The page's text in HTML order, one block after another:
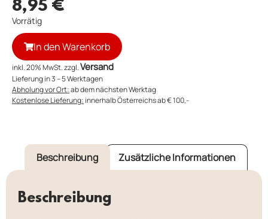
8,95 €
Vorrätig
In den Warenkorb
inkl. 20% MwSt. zzgl.Versand
Lieferung in 3 – 5 Werktagen
Abholung vor Ort:ab dem nächsten Werktag
Kostenlose Lieferung: innerhalb Österreichs ab € 100,-
Beschreibung Zusätzliche Informationen
Beschreibung